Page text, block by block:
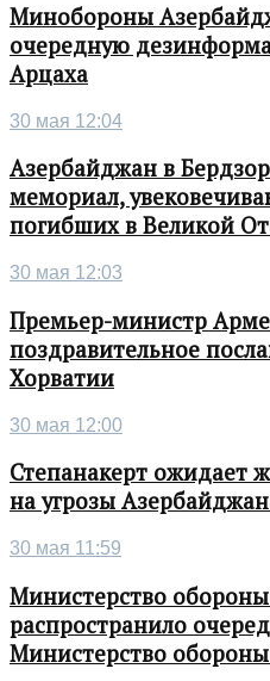
Минобороны
очередную
Арцаха
30 мая 12:04
Азербайджан в
мемориал,
погибших в Великой
30 мая 12:03
Премьер-министр
поздравительное
Хорватии
30 мая 12:00
Степанакерт ожидает
на угрозы
30 мая 11:59
Министерство
распространило
Министерство